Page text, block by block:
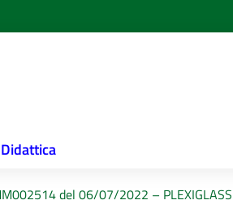
Didattica
del 06/07/2022 – PLEXIGLASS